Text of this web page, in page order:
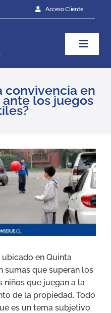
Acceso Cliente
Toggle
convivencia en
los juegos
en Quinta
sumas que superan los
niños que juegan a la
de la propiedad. Todo
es un tema subjetivo